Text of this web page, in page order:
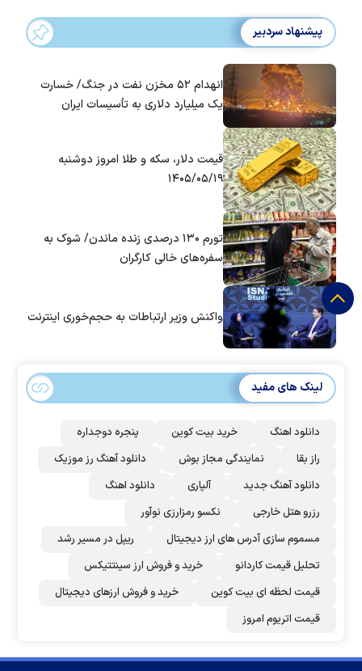
پیشنهاد سردبیر
انهدام ۵۲ مخزن نفت در جنگ/ خسارت
یک میلیارد دلاری به تأسیسات ایران
قیمت دلار، سکه و طلا امروز دوشنبه
۱۴۰۵/۰۵/۱۹
تورم ۱۳۰ درصدی زنده ماندن/ شوک به
سفره‌های خالی کارگران
واکنش وزیر ارتباطات به حجم‌خوری اینترنت
لینک های مفید
دانلود اهنگ خرید بیت کوین
پنجره دوجداره
راز بقا
نمایندگی مجاز بوش
دانلود آهنگ رز‌ موزیک
دانلود آهنگ جدید
آلپاری
دانلود اهنگ
رزرو هتل خارجی
نکسو رمزارزی نوآور
مسموم سازی آدرس های ارز دیجیتال
ریپل در مسیر رشد
تحلیل قیمت کاردانو
خرید و فروش ارز سینتتیکس
قیمت لحظه ای بیت کوین
خرید و فروش ارزهای دیجیتال
قیمت اتریوم امروز